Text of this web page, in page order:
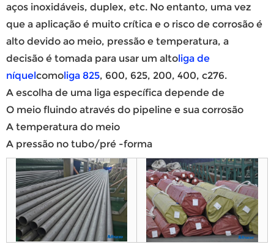
aços inoxidáveis, duplex, etc. No entanto, uma vez
que a aplicação é muito crítica e o risco de corrosão é
alto devido ao meio, pressão e temperatura, a
decisão é tomada para usar um altoliga de
níquelcomoliga 825, 600, 625, 200, 400, c276.
A escolha de uma liga específica depende de
O meio fluindo através do pipeline e sua corrosão
A temperatura do meio
A pressão no tubo/pré -forma